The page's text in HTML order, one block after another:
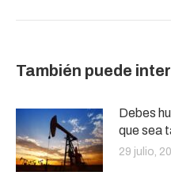
También puede
Debes
que sea
29 julio,